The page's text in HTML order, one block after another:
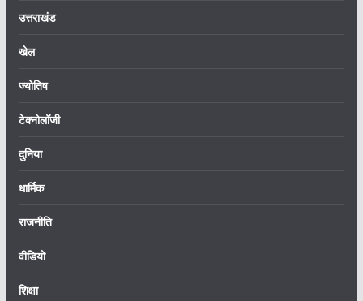
उत्तराखंड
खेल
ज्योतिष
टेक्नोलॉजी
दुनिया
धार्मिक
राजनीति
वीडियो
शिक्षा